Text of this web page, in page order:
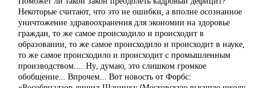
Некоторые считают, что это не ошибки, а вполне осознанное
уничтожение здравоохранения для экономии на здоровье
граждан, то же самое происходило и происходит в
образовании, то же самое происходило и происходит в науке,
то же самое происходило и происходит с промышленным
производством.... Ну, думаю, это слишком громкое
обобщение… Впрочем… Вот новость от Форбс: